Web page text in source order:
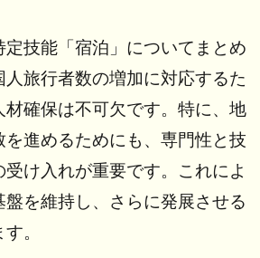
定技能「宿泊」についてまとめ
人旅行者数の増加に対応するた
確保は不可欠です。特に、地
進めるためにも、専門性と技
け入れが重要です。これによ
盤を維持し、さらに発展させる
。